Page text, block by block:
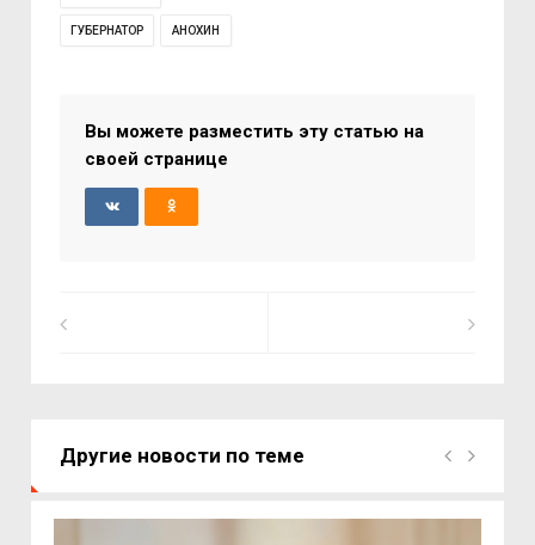
ГУБЕРНАТОР АНОХИН
Вы можете разместить эту статью на
своей странице
Другие новости по теме